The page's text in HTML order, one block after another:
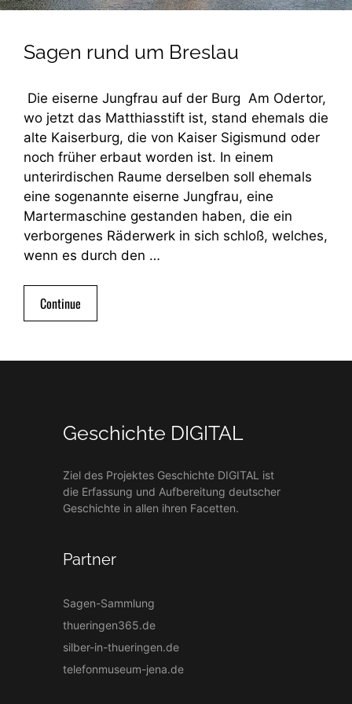
Sagen rund um Breslau
Die eiserne Jungfrau auf der Burg Am Odertor,
wo jetzt das Matthiasstift ist, stand ehemals die
alte Kaiserburg, die von Kaiser Sigismund oder
noch früher erbaut worden ist. In einem
unterirdischen Raume derselben soll ehemals
eine sogenannte eiserne Jungfrau, eine
Martermaschine gestanden haben, die ein
verborgenes Räderwerk in sich schloß, welches,
wenn es durch den …
Continue
Geschichte DIGITAL
Ziel des Projektes Geschichte DIGITAL ist
die Erfassung und Aufbereitung deutscher
Geschichte in allen ihren Facetten.
Partner
Sagen-Sammlung
thueringen365.de
silber-in-thueringen.de
telefonmuseum-jena.de